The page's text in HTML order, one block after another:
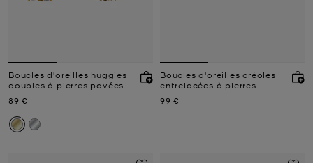
Boucles d'oreilles huggies
doubles à pierres pavées
Prix actuel
89 €
Boucles d'oreilles créoles
entrelacées à pierres
pavées
Prix actuel
99 €